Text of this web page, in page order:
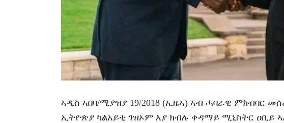
ኣዲስ ኣበባ/ሚያዝያ 19/2018 (ኢዜኣ) ኣብ ሓባራዊ ምክብባር
ኢትዮጵያ ካልአይቲ ገዝኦም እያ ክብሉ ቀዳማይ ሚኒስትር ዐቢይ